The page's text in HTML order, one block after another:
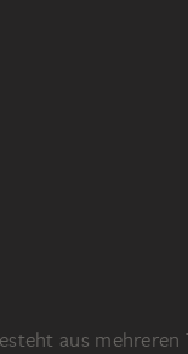
aus mehreren